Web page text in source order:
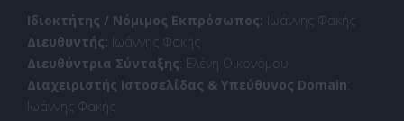
Ιδιοκτήτης / Νόμιμος Εκπρόσωπος: Ιωάννης Φακής
Διευθυντής: Ιωάννης Φακής
Διευθύντρια Σύνταξης: Ελένη Οικονόμου
Διαχειριστής Ιστοσελίδας & Υπεύθυνος Domain:
Ιωάννης Φακής